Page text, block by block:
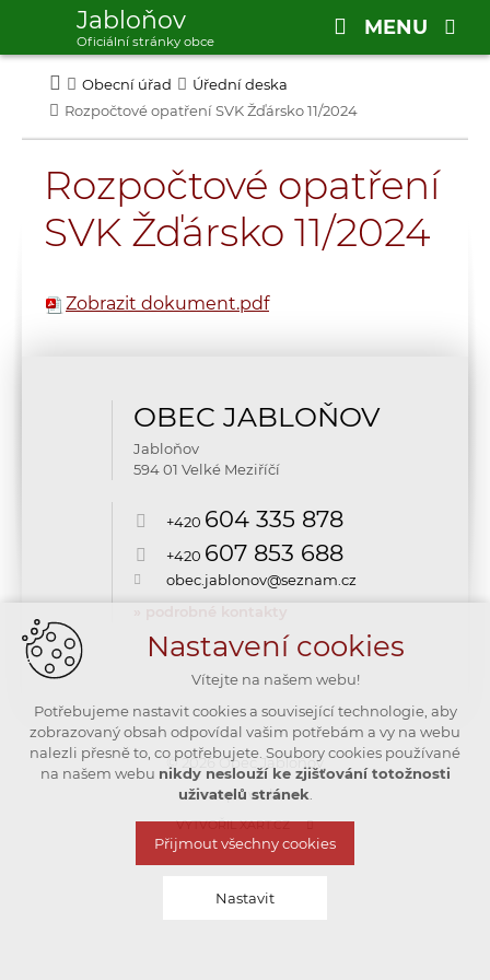
Obecní úřad
Úřední deska
Rozpočtové opatření SVK Žďársko 11/2024
Rozpočtové opatření
SVK Žďársko 11/2024
Zobrazit dokument.pdf
OBEC JABLOŇOV
Jabloňov
594 01 Velké Meziříčí
+420 604 335 878
+420 607 853 688
obec.jablonov@seznam.cz
© 2026 Obec Jabloňov
mapa webu
VYTVOŘIL XART.CZ
Jabloňov
Oficiální stránky obce
MENU
Nastavení cookies
Vítejte na našem webu!
Potřebujeme nastavit cookies a související technologie, aby
zobrazovaný obsah odpovídal vašim potřebám a vy na webu
nalezli přesně to, co potřebujete. Soubory cookies používané
na našem webu nikdy neslouží ke zjišťování totožnosti
uživatelů stránek
Přijmout všechny cookies
Nastavit